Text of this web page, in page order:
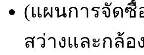
(แผนการจัดซื้
สว่างและกล้อ